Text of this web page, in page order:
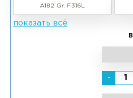
A182 Gr. F316L
показать всё
-